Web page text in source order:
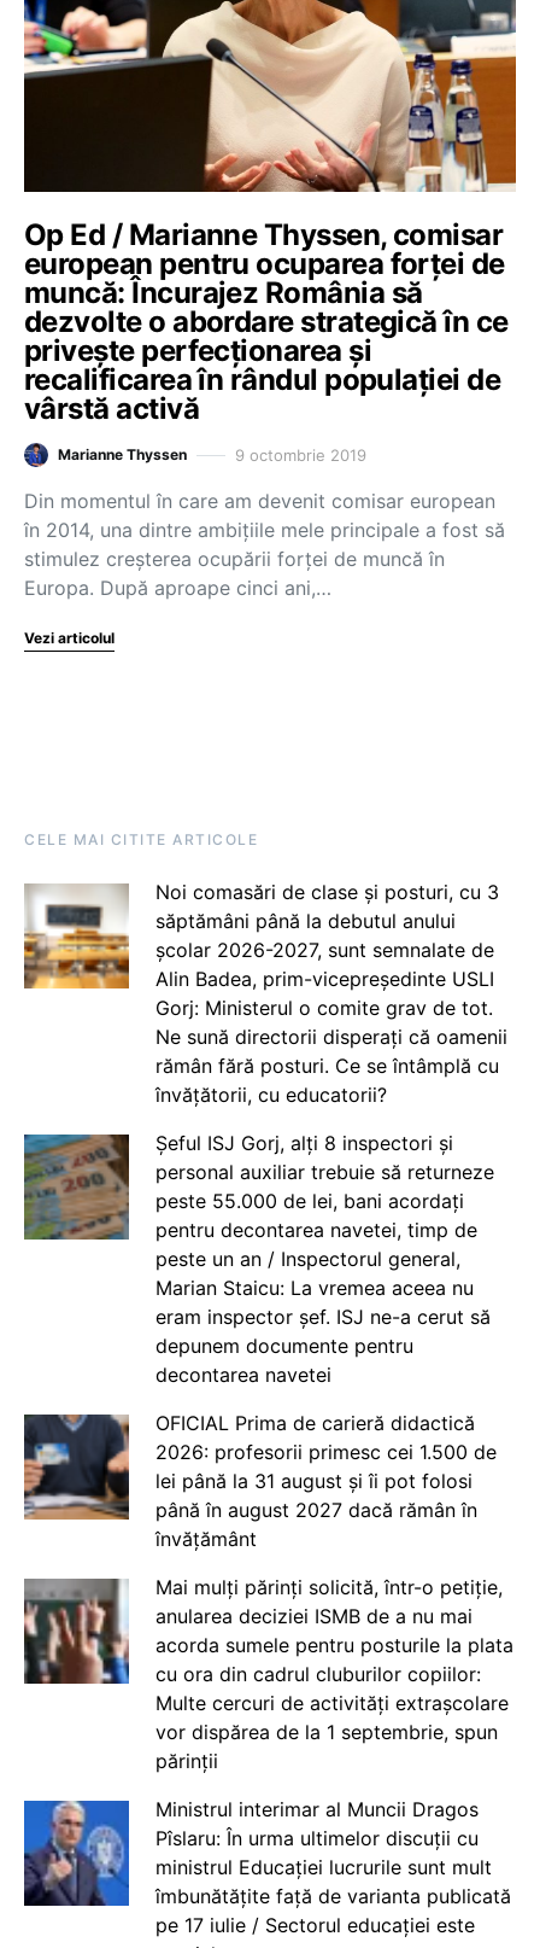
Op Ed / Marianne Thyssen, comisar
european pentru ocuparea forței de
muncă: Încurajez România să
dezvolte o abordare strategică în ce
privește perfecționarea și
recalificarea în rândul populației de
vârstă activă
Marianne Thyssen 9 octombrie 2019
Din momentul în care am devenit comisar european
în 2014, una dintre ambițiile mele principale a fost să
stimulez creșterea ocupării forței de muncă în
Europa. După aproape cinci ani,…
Vezi articolul
CELE MAI CITITE ARTICOLE
Noi comasări de clase și posturi, cu 3
săptămâni până la debutul anului
școlar 2026-2027, sunt semnalate de
Alin Badea, prim-vicepreședinte USLI
Gorj: Ministerul o comite grav de tot.
Ne sună directorii disperați că oamenii
rămân fără posturi. Ce se întâmplă cu
învățătorii, cu educatorii?
Șeful ISJ Gorj, alți 8 inspectori și
personal auxiliar trebuie să returneze
peste 55.000 de lei, bani acordați
pentru decontarea navetei, timp de
peste un an / Inspectorul general,
Marian Staicu: La vremea aceea nu
eram inspector șef. ISJ ne-a cerut să
depunem documente pentru
decontarea navetei
OFICIAL Prima de carieră didactică
2026: profesorii primesc cei 1.500 de
lei până la 31 august și îi pot folosi
până în august 2027 dacă rămân în
învățământ
Mai mulți părinți solicită, într-o petiție,
anularea deciziei ISMB de a nu mai
acorda sumele pentru posturile la plata
cu ora din cadrul cluburilor copiilor:
Multe cercuri de activități extrașcolare
vor dispărea de la 1 septembrie, spun
părinții
Ministrul interimar al Muncii Dragos
Pîslaru: În urma ultimelor discuții cu
ministrul Educației lucrurile sunt mult
îmbunătățite față de varianta publicată
pe 17 iulie / Sectorul educației este